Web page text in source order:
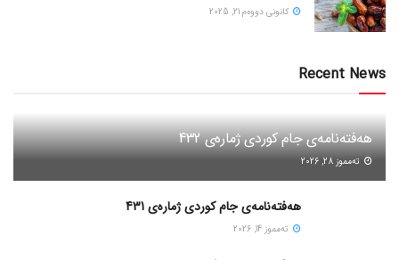
كانونی دووه‌م 21, 2025
Recent News
هەفتەنامەی جام کوردی ژمارەی 432
ته‌مموز 28, 2026
هەفتەنامەی جام کوردی ژمارەی 431
ته‌مموز 14, 2026